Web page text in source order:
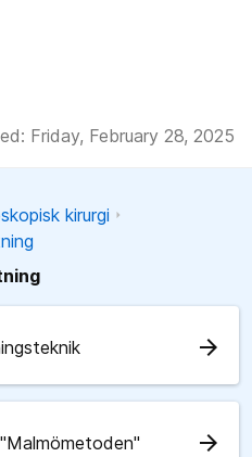
Friday, February 28, 2025
kirurgi
arrow_forward
arrow_forward